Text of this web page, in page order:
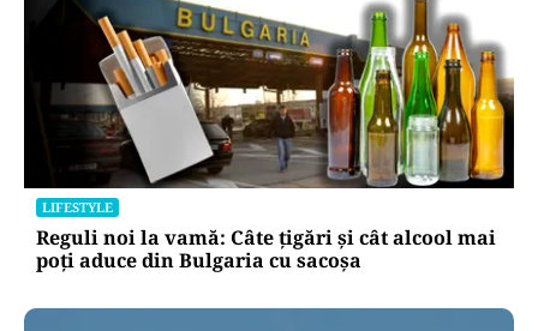
LIFESTYLE
Reguli noi la vamă: Câte țigări și cât alcool mai
poți aduce din Bulgaria cu sacoșa